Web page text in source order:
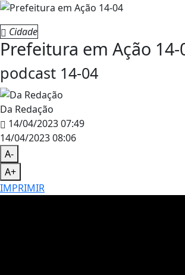
Cidade
Prefeitura em Ação 14-
podcast 14-04
Da Redação
14/04/2023 07:49
14/04/2023 08:06
A-
A+
IMPRIMIR